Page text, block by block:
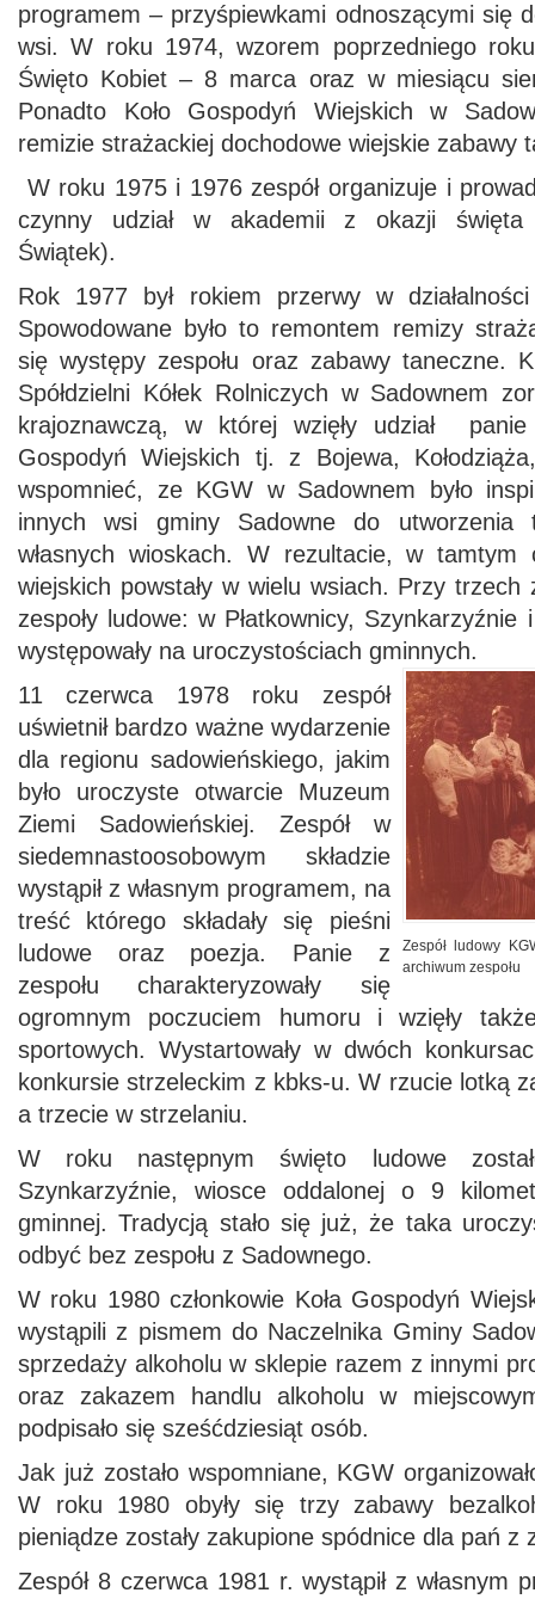
programem – przyśpiewkami odnoszącymi się
wsi. W roku 1974, wzorem poprzedniego
Święto Kobiet – 8 marca oraz w miesiącu
Ponadto Koło Gospodyń Wiejskich w
remizie strażackiej dochodowe wiejskie zabawy
W roku 1975 i 1976 zespół organizuje i
czynny udział w akademii z okazji święta
Świątek).
Rok 1977 był rokiem przerwy w
Spowodowane było to remontem remizy
się występy zespołu oraz zabawy taneczne.
Spółdzielni Kółek Rolniczych w Sadownem
krajoznawczą, w której wzięły udział
Gospodyń Wiejskich tj. z Bojewa,
wspomnieć, ze KGW w Sadownem było
innych wsi gminy Sadowne do utworzenia
własnych wioskach. W rezultacie, w tamtym
wiejskich powstały w wielu wsiach. Przy trzech
zespoły ludowe: w Płatkownicy,
występowały na uroczystościach gminnych.
Zespół ludowy
archiwum zespołu
11 czerwca 1978 roku zespół
uświetnił bardzo ważne wydarzenie
dla regionu sadowieńskiego, jakim
było uroczyste otwarcie Muzeum
Ziemi Sadowieńskiej. Zespół w
siedemnastoosobowym składzie
wystąpił z własnym programem, na
treść którego składały się pieśni
ludowe oraz poezja. Panie z
zespołu charakteryzowały się
ogromnym poczuciem humoru i wzięły
sportowych. Wystartowały w dwóch
konkursie strzeleckim z kbks-u. W rzucie lotką
a trzecie w strzelaniu.
W roku następnym święto ludowe
Szynkarzyźnie, wiosce oddalonej o 9
gminnej. Tradycją stało się już, że taka
odbyć bez zespołu z Sadownego.
W roku 1980 członkowie Koła Gospodyń
wystąpili z pismem do Naczelnika Gminy
sprzedaży alkoholu w sklepie razem z innymi
oraz zakazem handlu alkoholu w
podpisało się sześćdziesiąt osób.
Jak już zostało wspomniane, KGW
W roku 1980 obyły się trzy zabawy
pieniądze zostały zakupione spódnice dla pań z
Zespół 8 czerwca 1981 r. wystąpił z własnym